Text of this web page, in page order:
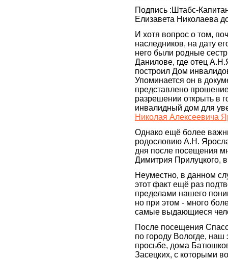
Подпись :Штабс-
Елизавета Николаева
И хотя вопрос о том,
наследников, на дату
него были родные
Данилове, где отец
построил Дом
Упоминается он в
представлено
разрешении открыть в
инвалидный дом для
Николая Алексеевича
Однако ещё более
родословию А.Н.
дня после посещения
Димитрия Прилуцкого,
Неуместно, в данном
этот факт ещё раз
пределами нашего
но при этом - много
самые выдающиеся
После посещения
по городу Вологде, наш
просьбе, дома
Засецких, с которыми